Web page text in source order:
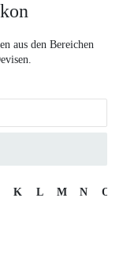
aus den Bereichen
K L M N O